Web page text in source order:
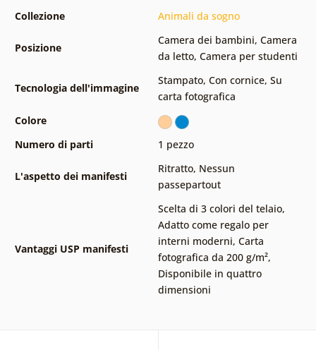
Collezione
Animali da sogno
Posizione
Camera dei bambini, Camera
da letto, Camera per studenti
Tecnologia dell'immagine
Stampato, Con cornice, Su
carta fotografica
Colore
Numero di parti
1 pezzo
L'aspetto dei manifesti
Ritratto, Nessun
passepartout
Vantaggi USP manifesti
Scelta di 3 colori del telaio,
Adatto come regalo per
interni moderni, Carta
fotografica da 200 g/m²,
Disponibile in quattro
dimensioni